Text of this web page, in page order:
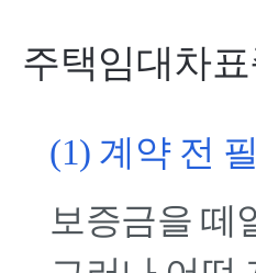
주택임대차
(1) 계약 전
보증금을 떼